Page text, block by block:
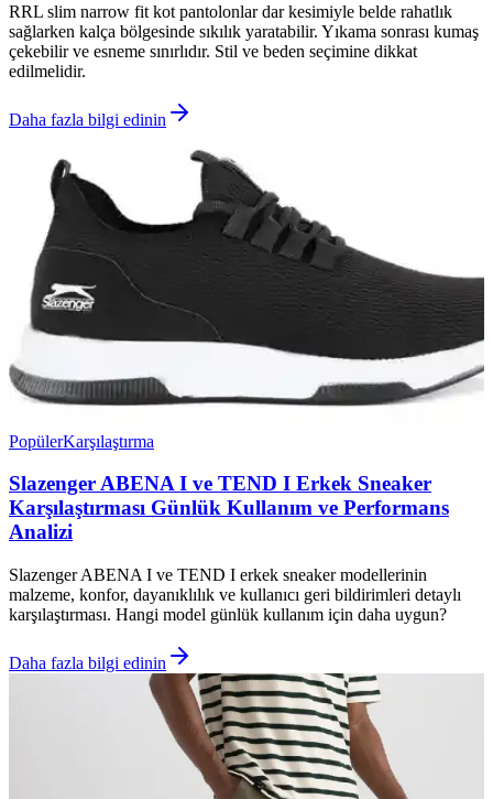
RRL slim narrow fit kot pantolonlar dar kesimiyle belde rahatlık
sağlarken kalça bölgesinde sıkılık yaratabilir. Yıkama sonrası kumaş
çekebilir ve esneme sınırlıdır. Stil ve beden seçimine dikkat
edilmelidir.
Daha fazla bilgi edinin
PopülerKarşılaştırma
Slazenger ABENA I ve TEND I Erkek Sneaker
Karşılaştırması Günlük Kullanım ve Performans
Analizi
Slazenger ABENA I ve TEND I erkek sneaker modellerinin
malzeme, konfor, dayanıklılık ve kullanıcı geri bildirimleri detaylı
karşılaştırması. Hangi model günlük kullanım için daha uygun?
Daha fazla bilgi edinin